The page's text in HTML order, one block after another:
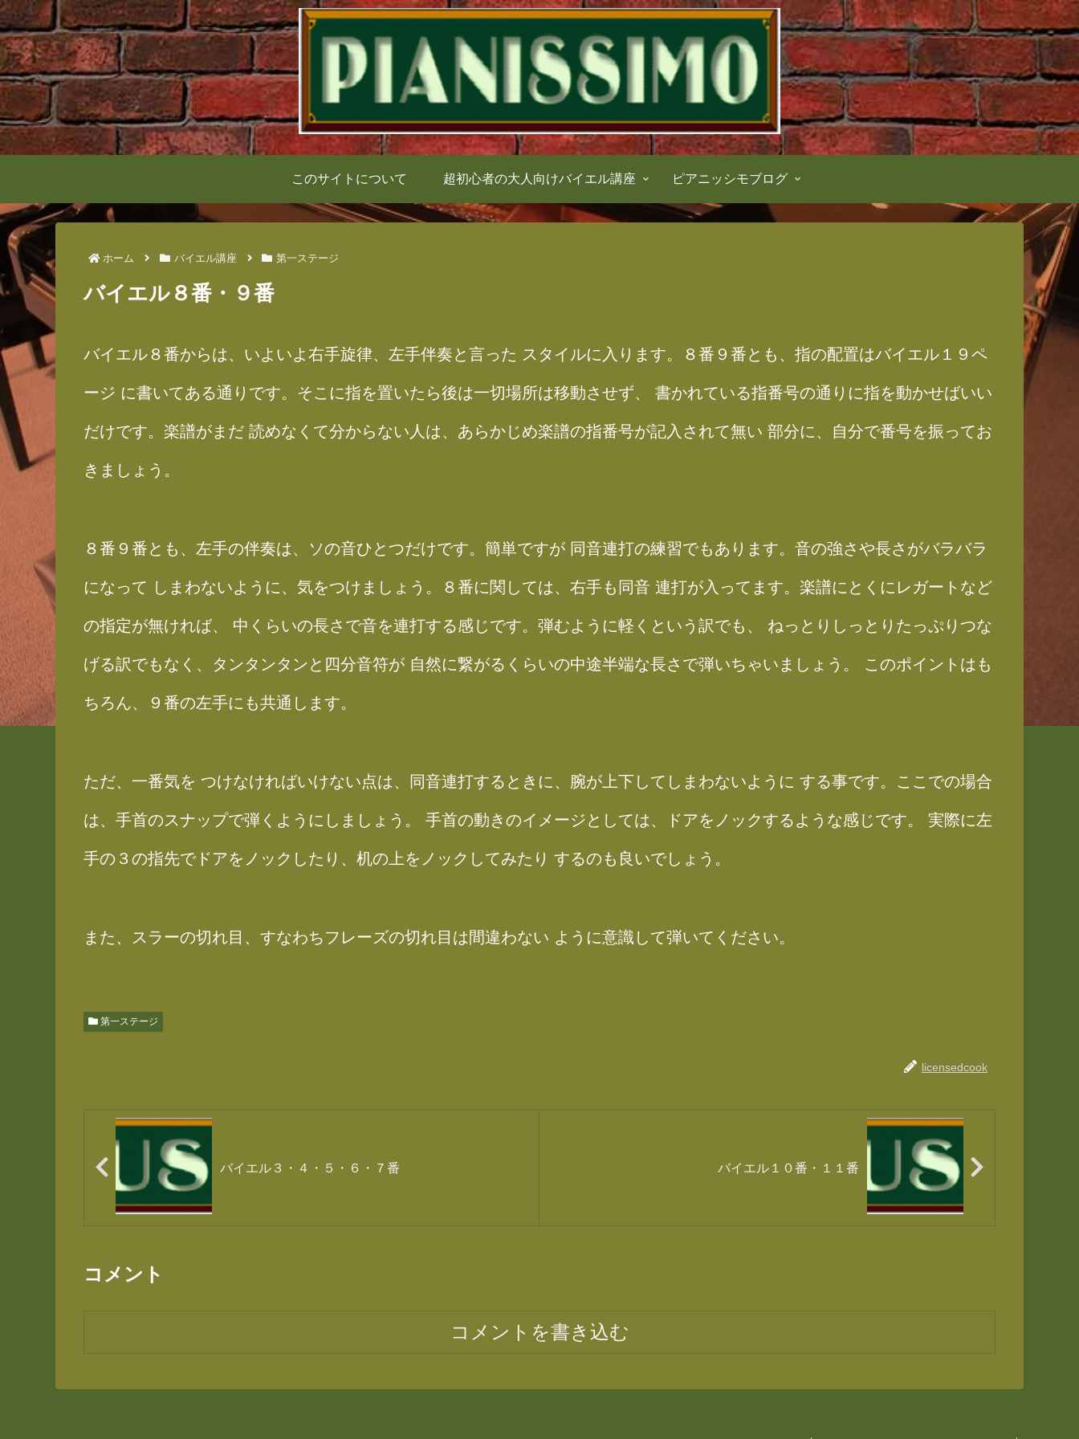
このサイトについて 超初心者の大人向けバイエル講座 ピアニッシモブログ
ホーム バイエル講座 第一ステージ
バイエル８番・９番
バイエル８番からは、いよいよ右手旋律、左手伴奏と言った スタイルに入ります。８番９番とも、指の配置はバイエル１９ペ
ージ に書いてある通りです。そこに指を置いたら後は一切場所は移動させず、 書かれている指番号の通りに指を動かせばいい
だけです。楽譜がまだ 読めなくて分からない人は、あらかじめ楽譜の指番号が記入されて無い 部分に、自分で番号を振ってお
きましょう。
８番９番とも、左手の伴奏は、ソの音ひとつだけです。簡単ですが 同音連打の練習でもあります。音の強さや長さがバラバラ
になって しまわないように、気をつけましょう。８番に関しては、右手も同音 連打が入ってます。楽譜にとくにレガートなど
の指定が無ければ、 中くらいの長さで音を連打する感じです。弾むように軽くという訳でも、 ねっとりしっとりたっぷりつな
げる訳でもなく、タンタンタンと四分音符が 自然に繋がるくらいの中途半端な長さで弾いちゃいましょう。 このポイントはも
ちろん、９番の左手にも共通します。
ただ、一番気を つけなければいけない点は、同音連打するときに、腕が上下してしまわないように する事です。ここでの場合
は、手首のスナップで弾くようにしましょう。 手首の動きのイメージとしては、ドアをノックするような感じです。 実際に左
手の３の指先でドアをノックしたり、机の上をノックしてみたり するのも良いでしょう。
また、スラーの切れ目、すなわちフレーズの切れ目は間違わない ように意識して弾いてください。
第一ステージ
licensedcook
バイエル３・４・５・６・７番 バイエル１０番・１１番
コメント
コメントを書き込む